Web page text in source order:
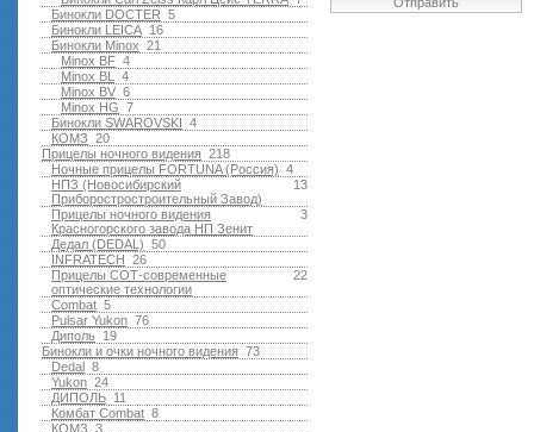
5
Бинокли DOCTER
16
Бинокли LEICA
21
Бинокли Minox
4
Minox BF
4
Minox BL
6
Minox BV
7
Minox HG
4
Бинокли SWAROVSKI
20
КОМЗ
218
Прицелы ночного видения
4
Ночные прицелы FORTUNA (Россия)
13
НПЗ (Новосибирский
Приборостростроительный Завод)
3
Прицелы ночного видения
Красногорского завода НП Зенит
50
Дедал (DEDAL)
26
INFRATECH
22
Прицелы СОТ-современные
оптические технологии
5
Combat
76
Pulsar Yukon
19
Диполь
73
Бинокли и очки ночного видения
8
Dedal
24
Yukon
11
ДИПОЛЬ
8
Комбат Combat
3
КОМЗ